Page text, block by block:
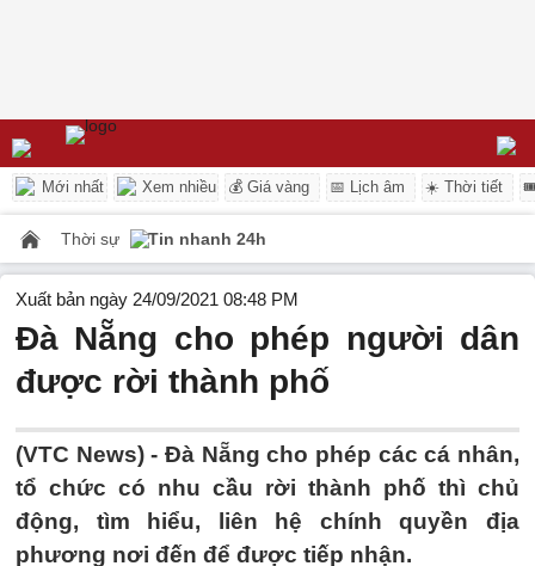
Mới nhất Xem nhiều 💰 Giá vàng 📅 Lịch âm ☀️ Thời tiết
Thời sự Tin nhanh 24h
Xuất bản ngày 24/09/2021 08:48 PM
Đà Nẵng cho phép người dân
được rời thành phố
(VTC News) - Đà Nẵng cho phép các cá nhân,
tổ chức có nhu cầu rời thành phố thì chủ
động, tìm hiểu, liên hệ chính quyền địa
phương nơi đến để được tiếp nhận.